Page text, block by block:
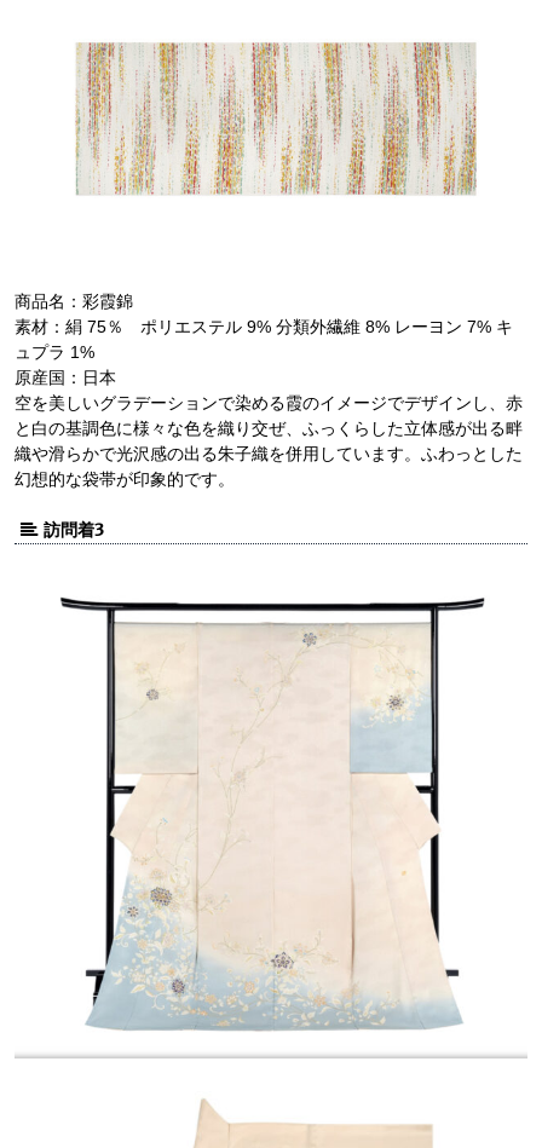
商品名：彩霞錦
素材：絹 75％ ポリエステル 9% 分類外繊維 8% レーヨン 7% キ
ュプラ 1%
原産国：日本
空を美しいグラデーションで染める霞のイメージでデザインし、赤
と白の基調色に様々な色を織り交ぜ、ふっくらした立体感が出る畔
織や滑らかで光沢感の出る朱子織を併用しています。ふわっとした
幻想的な袋帯が印象的です。
訪問着3